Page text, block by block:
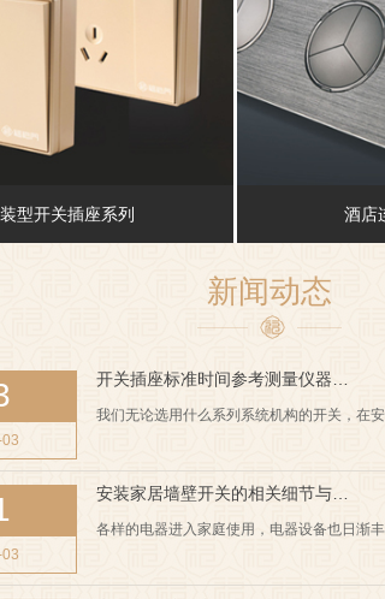
型开关插座系列 酒店
新闻动态
开关插座标准时间参考测量仪器…
我们无论选用什么系列系统机构的开关，在
安装家居墙壁开关的相关细节与…
各样的电器进入家庭使用，电器设备也日渐